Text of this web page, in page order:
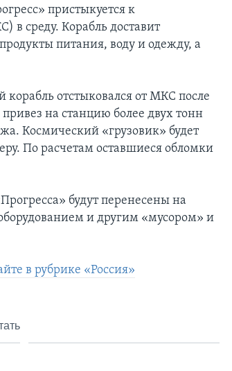
пристыкуется к
среду. Корабль доставит
питания, воду и одежду, а
корабль отстыковался от МКС после
на станцию более двух тонн
Космический «грузовик» будет
По расчетам оставшиеся обломки
будут перенесены на
и другим «мусором» и
в рубрике «Россия»